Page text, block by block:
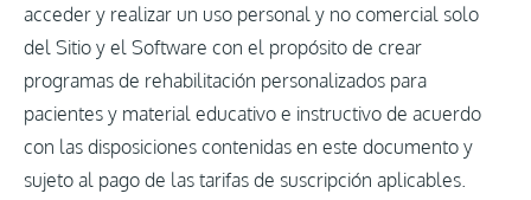
acceder y realizar un uso personal y no comercial solo
del Sitio y el Software con el propósito de crear
programas de rehabilitación personalizados para
pacientes y material educativo e instructivo de acuerdo
con las disposiciones contenidas en este documento y
sujeto al pago de las tarifas de suscripción aplicables.